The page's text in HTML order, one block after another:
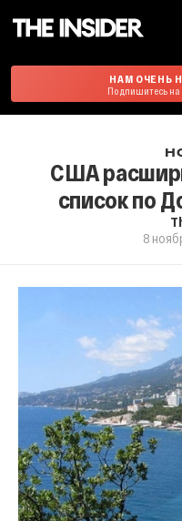
НАМ ОЧЕНЬ
Подпишитесь на
США
список по
8